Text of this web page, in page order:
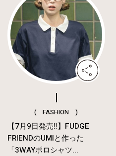
( FASHION )
【7月9日発売‼︎】FUDGE
FRIENDのUMIと作った
「3WAYポロシャツ...